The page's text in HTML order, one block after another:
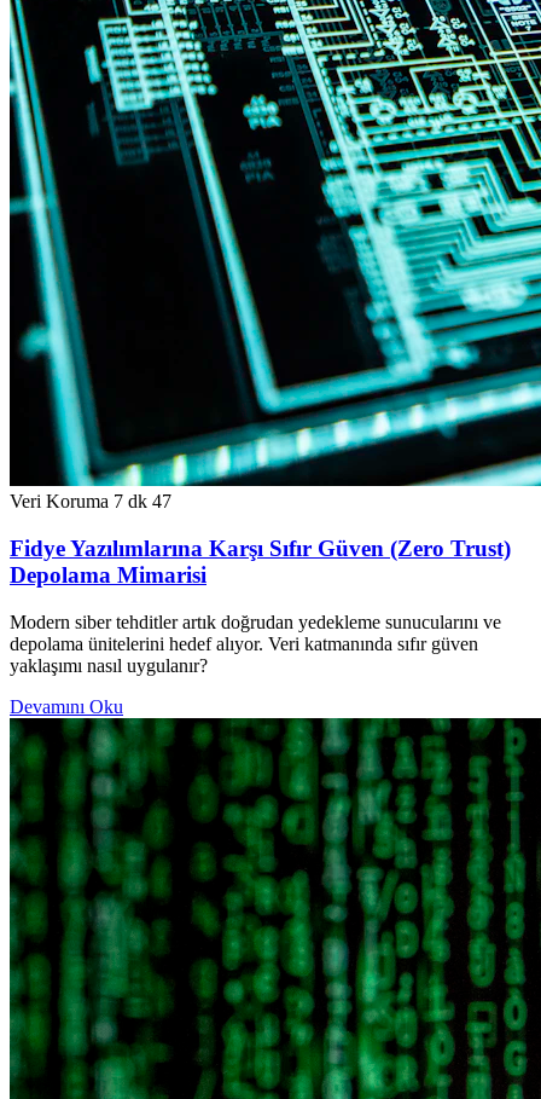
Veri Koruma 7 dk 47
Fidye Yazılımlarına Karşı Sıfır Güven (Zero Trust)
Depolama Mimarisi
Modern siber tehditler artık doğrudan yedekleme sunucularını ve
depolama ünitelerini hedef alıyor. Veri katmanında sıfır güven
yaklaşımı nasıl uygulanır?
Devamını Oku